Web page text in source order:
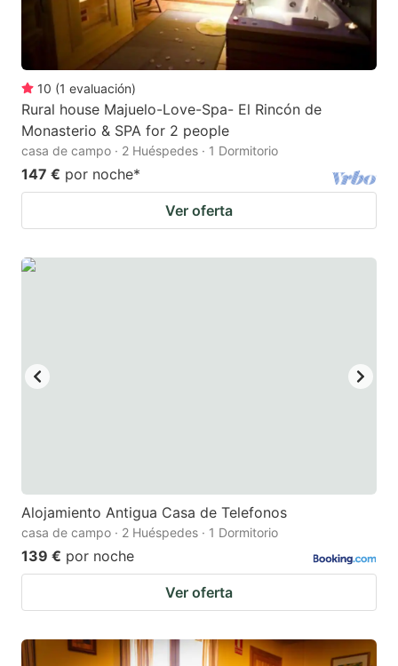
10 (1 evaluación)
Rural house Majuelo-Love-Spa- El Rincón de
Monasterio & SPA for 2 people
casa de campo · 2 Huéspedes · 1 Dormitorio
147 € por noche*
Ver oferta
Alojamiento Antigua Casa de Telefonos
casa de campo · 2 Huéspedes · 1 Dormitorio
139 € por noche
Ver oferta